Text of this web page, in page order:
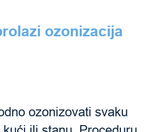
ozonizacija
ozonizovati svaku